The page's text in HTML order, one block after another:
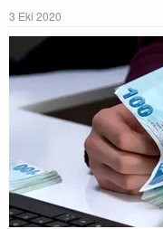
b
a
ş
l
a
a
ç
a
r
i
h
i
3 Eki 2020